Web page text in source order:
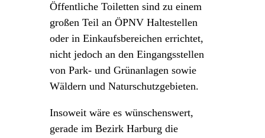
Öffentliche Toiletten sind zu einem
großen Teil an ÖPNV Haltestellen
oder in Einkaufsbereichen errichtet,
nicht jedoch an den Eingangsstellen
von Park- und Grünanlagen sowie
Wäldern und Naturschutzgebieten.
Insoweit wäre es wünschenswert,
gerade im Bezirk Harburg die